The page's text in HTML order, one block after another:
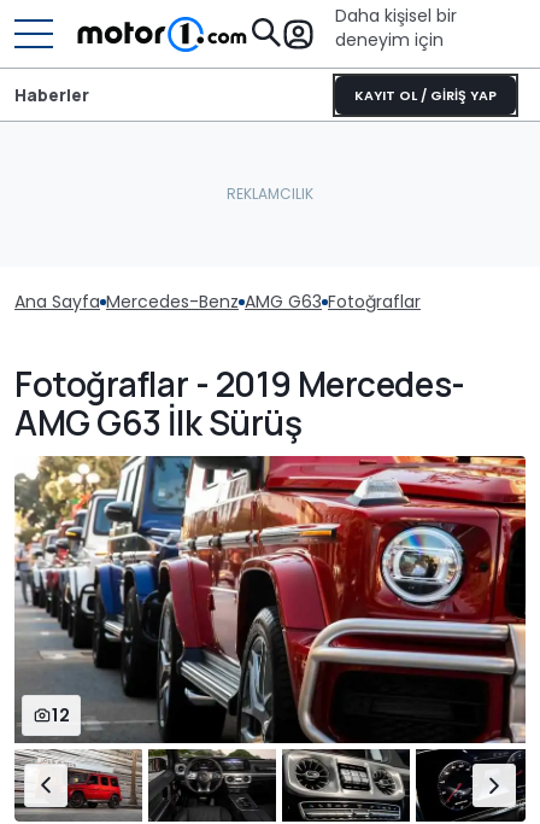
Daha kişisel bir
deneyim için
KAYIT OL / GİRİŞ YAP
Haberler
Ana Sayfa Mercedes-Benz AMG G63 Fotoğraflar
Fotoğraflar - 2019 Mercedes-
AMG G63 İlk Sürüş
12